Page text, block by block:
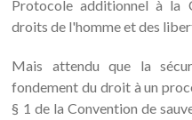
Protocole additionnel à la
droits de l'homme et des
Mais attendu que la
fondement du droit à un
§ 1 de la Convention de